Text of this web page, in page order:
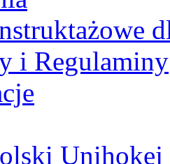
i Regulaminy
Unihokej